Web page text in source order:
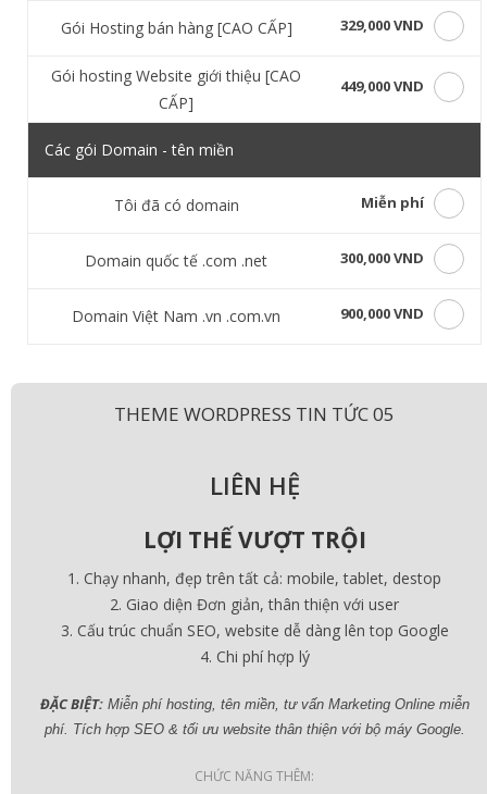
Gói Hosting bán hàng [CAO CẤP] 329,000 VND
Gói hosting Website giới thiệu [CAO
CẤP]
449,000 VND
Các gói Domain - tên miền
Tôi đã có domain Miễn phí
Domain quốc tế .com .net 300,000 VND
Domain Việt Nam .vn .com.vn 900,000 VND
THEME WORDPRESS TIN TỨC 05
LIÊN HỆ
LỢI THẾ VƯỢT TRỘI
Chạy nhanh, đẹp trên tất cả: mobile, tablet, destop
Giao diện Đơn giản, thân thiện với user
Cấu trúc chuẩn SEO, website dễ dàng lên top Google
Chi phí hợp lý
ĐẶC BIỆT:Miễn phí hosting, tên miền, tư vấn Marketing Online miễn
phí. Tích hợp SEO & tối ưu website thân thiện với bộ máy Google.
CHỨC NĂNG THÊM: